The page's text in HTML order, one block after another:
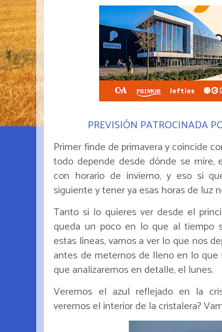
PREVISIÓN PATROCINADA
Primer finde de primavera y coincide
todo depende desde dónde se mire,
con horario de invierno, y eso si
siguiente y tener ya esas horas de luz
Tanto si lo quieres ver desde el
queda un poco en lo que al tiempo
estas líneas, vamos a ver lo que nos
antes de meternos de lleno en lo que
que analizaremos en detalle, el lunes.
Veremos el azul reflejado en la
veremos el interior de la cristalera?